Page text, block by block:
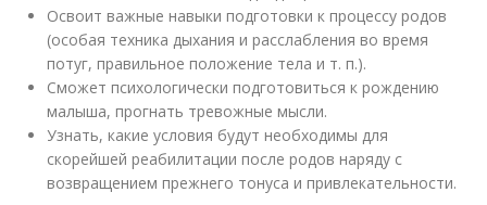
Освоит важные навыки подготовки к процессу родов
(особая техника дыхания и расслабления во время
потуг, правильное положение тела и т. п.).
Сможет психологически подготовиться к рождению
малыша, прогнать тревожные мысли.
Узнать, какие условия будут необходимы для
скорейшей реабилитации после родов наряду с
возвращением прежнего тонуса и привлекательности.